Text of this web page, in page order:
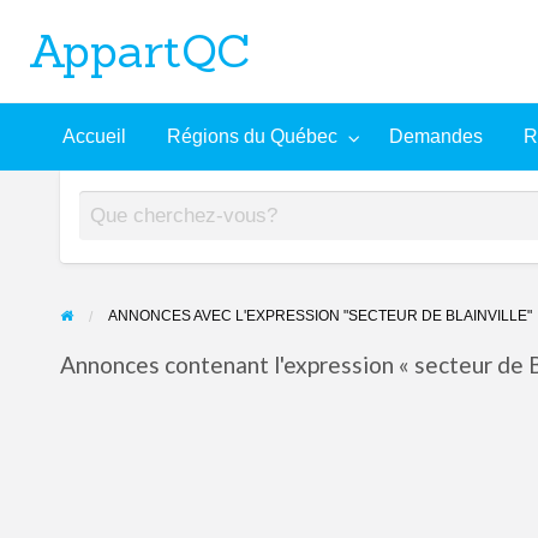
Recherche
Aide
À
AppartQC
Accueil Régions du Québec Demandes
ANNONCES AVEC L'EXPRESSION "SECTEUR DE BLAINVILLE"
Annonces contenant l'expression « secteur de